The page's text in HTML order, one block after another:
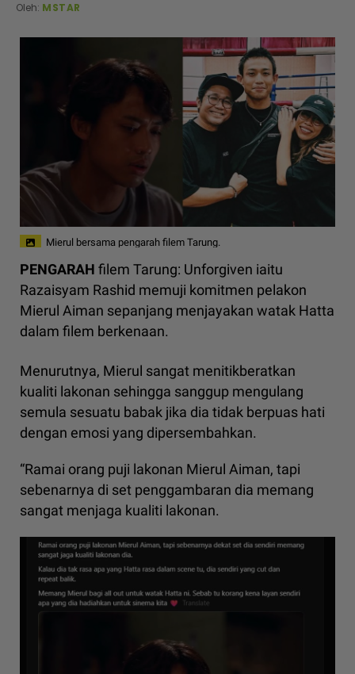
Oleh: MSTAR
Mierul bersama pengarah filem Tarung.
PENGARAH filem Tarung: Unforgiven iaitu
Razaisyam Rashid memuji komitmen pelakon
Mierul Aiman sepanjang menjayakan watak Hatta
dalam filem berkenaan.
Menurutnya, Mierul sangat menitikberatkan
kualiti lakonan sehingga sanggup mengulang
semula sesuatu babak jika dia tidak berpuas hati
dengan emosi yang dipersembahkan.
“Ramai orang puji lakonan Mierul Aiman, tapi
sebenarnya di set penggambaran dia memang
sangat menjaga kualiti lakonan.